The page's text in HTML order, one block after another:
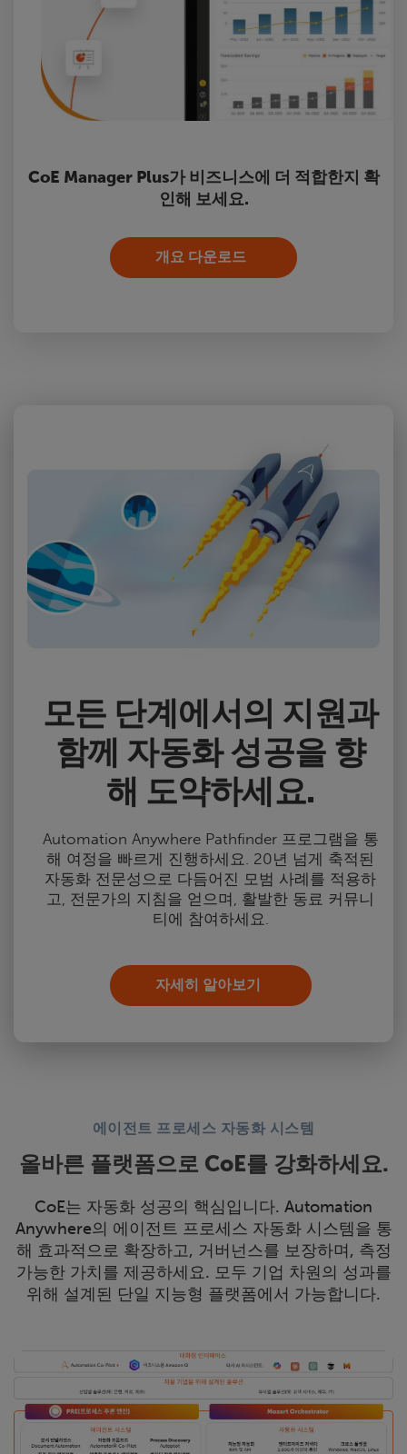
CoE Manager Plus가 비즈니스에 더 적합한지 확
인해 보세요.
개요 다운로드
모든 단계에서의 지원과
함께 자동화 성공을 향
해 도약하세요.
Automation Anywhere Pathfinder 프로그램을 통
해 여정을 빠르게 진행하세요. 20년 넘게 축적된
자동화 전문성으로 다듬어진 모범 사례를 적용하
고, 전문가의 지침을 얻으며, 활발한 동료 커뮤니
티에 참여하세요.
자세히 알아보기
에이전트 프로세스 자동화 시스템
올바른 플랫폼으로 CoE를 강화하세요.
CoE는 자동화 성공의 핵심입니다. Automation
Anywhere의 에이전트 프로세스 자동화 시스템을 통
해 효과적으로 확장하고, 거버넌스를 보장하며, 측정
가능한 가치를 제공하세요. 모두 기업 차원의 성과를
위해 설계된 단일 지능형 플랫폼에서 가능합니다.